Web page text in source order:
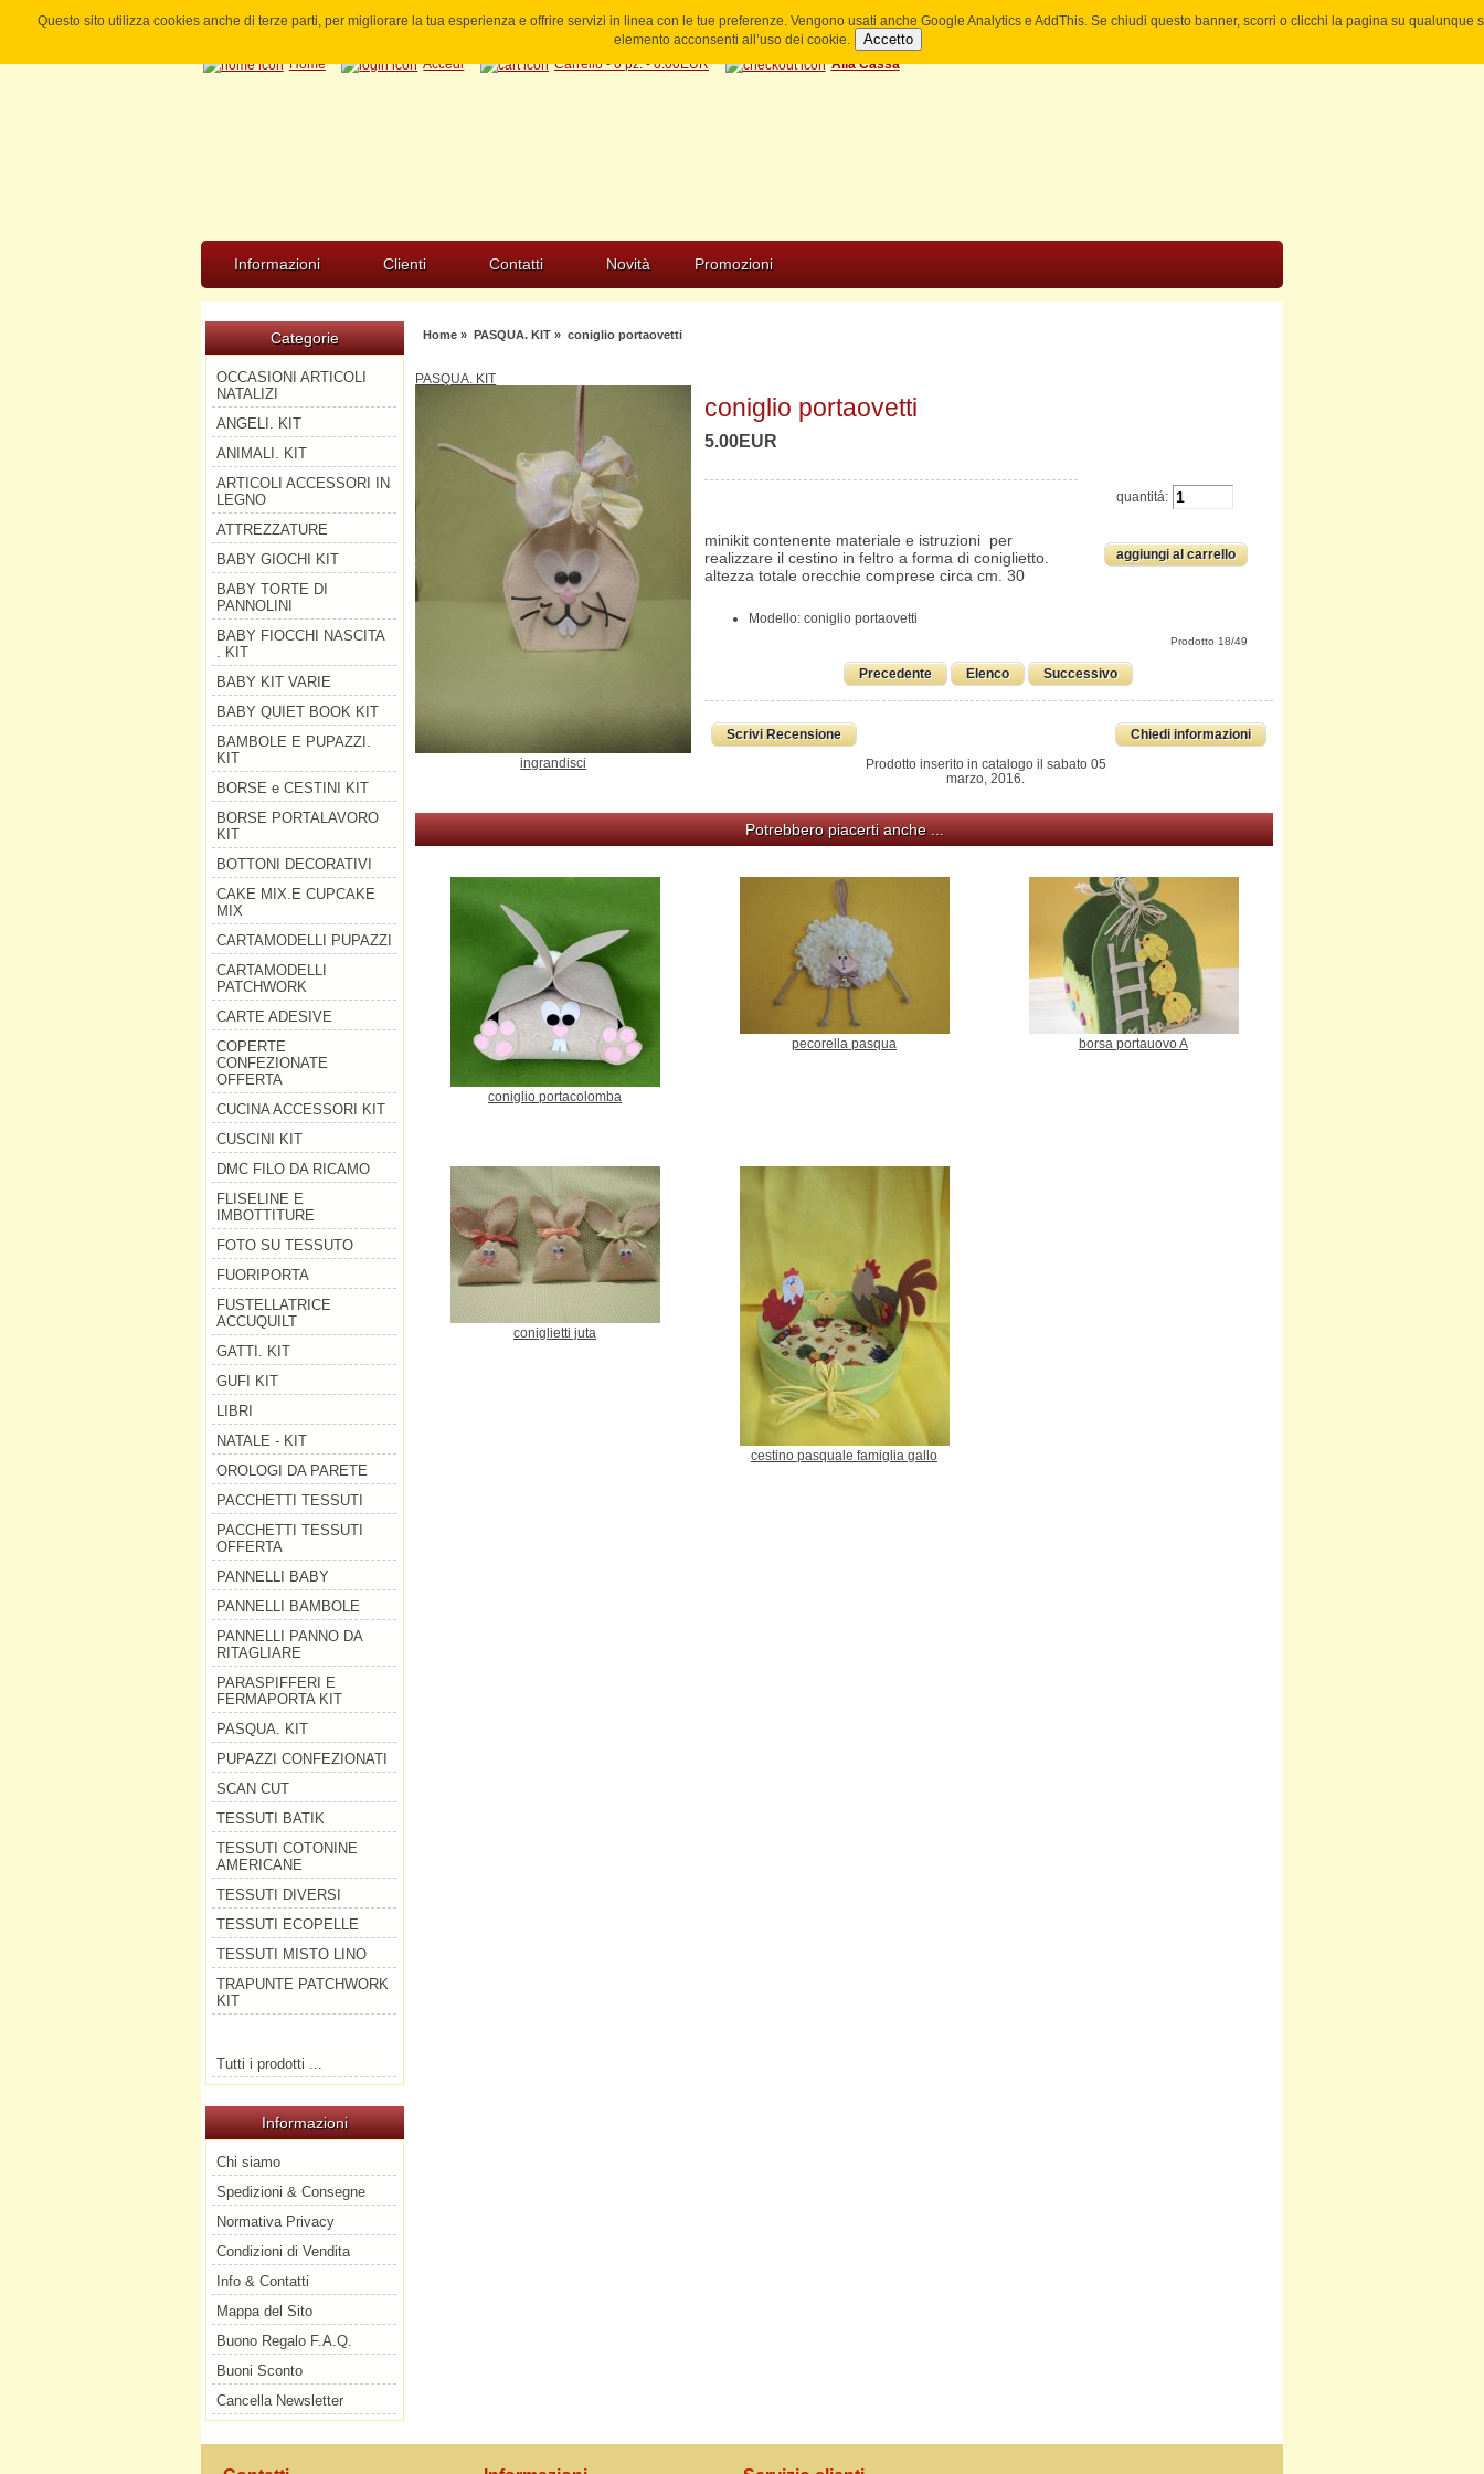
Questo sito utilizza cookies anche di terze parti, per migliorare la tua esperienza e offrire servizi in linea con le tue preferenze. Vengono usati anche Google Analytics e AddThis. Se chiudi questo banner, scorri o clicchi la pagina su qualunque
elemento acconsenti all’uso dei cookie.
Accetto
Home Accedi Carrello - 0 pz. - 0.00EUR Alla Cassa
Informazioni Clienti Contatti Novità Promozioni
Categorie
OCCASIONI ARTICOLI
NATALIZI
ANGELI. KIT
ANIMALI. KIT
ARTICOLI ACCESSORI IN
LEGNO
ATTREZZATURE
BABY GIOCHI KIT
BABY TORTE DI
PANNOLINI
BABY FIOCCHI NASCITA
. KIT
BABY KIT VARIE
BABY QUIET BOOK KIT
BAMBOLE E PUPAZZI.
KIT
BORSE e CESTINI KIT
BORSE PORTALAVORO
KIT
BOTTONI DECORATIVI
CAKE MIX.E CUPCAKE
MIX
CARTAMODELLI PUPAZZI
CARTAMODELLI
PATCHWORK
CARTE ADESIVE
COPERTE
CONFEZIONATE
OFFERTA
CUCINA ACCESSORI KIT
CUSCINI KIT
DMC FILO DA RICAMO
FLISELINE E
IMBOTTITURE
FOTO SU TESSUTO
FUORIPORTA
FUSTELLATRICE
ACCUQUILT
GATTI. KIT
GUFI KIT
LIBRI
NATALE - KIT
OROLOGI DA PARETE
PACCHETTI TESSUTI
PACCHETTI TESSUTI
OFFERTA
PANNELLI BABY
PANNELLI BAMBOLE
PANNELLI PANNO DA
RITAGLIARE
PARASPIFFERI E
FERMAPORTA KIT
PASQUA. KIT
PUPAZZI CONFEZIONATI
SCAN CUT
TESSUTI BATIK
TESSUTI COTONINE
AMERICANE
TESSUTI DIVERSI
TESSUTI ECOPELLE
TESSUTI MISTO LINO
TRAPUNTE PATCHWORK
KIT
Tutti i prodotti ...
Informazioni
Chi siamo
Spedizioni & Consegne
Normativa Privacy
Condizioni di Vendita
Info & Contatti
Mappa del Sito
Buono Regalo F.A.Q.
Buoni Sconto
Cancella Newsletter
Home» PASQUA. KIT» coniglio portaovetti
PASQUA. KIT
ingrandisci
coniglio portaovetti
5.00EUR
quantitá:
Modello: coniglio portaovetti
minikit contenente materiale e istruzioni per
realizzare il cestino in feltro a forma di coniglietto.
altezza totale orecchie comprese circa cm. 30
Prodotto 18/49
Precedente Elenco Successivo
Scrivi Recensione Chiedi informazioni
Prodotto inserito in catalogo il sabato 05
marzo, 2016.
Potrebbero piacerti anche ...
coniglio portacolomba
pecorella pasqua borsa portauovo A
coniglietti juta
cestino pasquale famiglia gallo